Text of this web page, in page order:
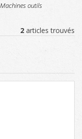
Machines outils
2 articles trouvés